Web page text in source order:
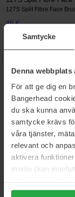
Samtycke
Denna webbplats
För att ge dig en
Bangerhead
du ska kunna
samtycke krävs
våra tjänster,
relevant och
aktivera
media (kan
Genom att trycka
127S Split Fibre Face
46 €
4 pcs
34 €
Power Pocket Puff
1 pcs
16 € Niet